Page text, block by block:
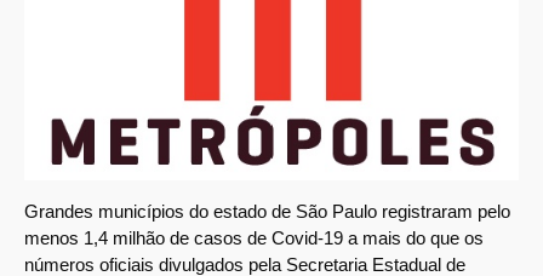
Grandes municípios do estado de São Paulo registraram pelo
menos 1,4 milhão de casos de Covid-19 a mais do que os
números oficiais divulgados pela Secretaria Estadual de